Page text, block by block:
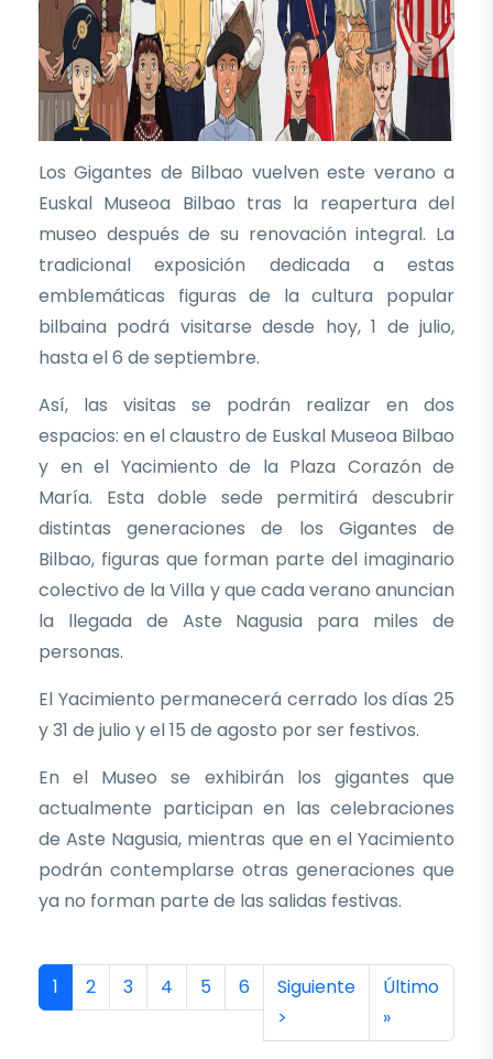
Los Gigantes de Bilbao vuelven este verano a
Euskal Museoa Bilbao tras la reapertura del
museo después de su renovación integral. La
tradicional exposición dedicada a estas
emblemáticas figuras de la cultura popular
bilbaina podrá visitarse desde hoy, 1 de julio,
hasta el 6 de septiembre.
Así, las visitas se podrán realizar en dos
espacios: en el claustro de Euskal Museoa Bilbao
y en el Yacimiento de la Plaza Corazón de
María. Esta doble sede permitirá descubrir
distintas generaciones de los Gigantes de
Bilbao, figuras que forman parte del imaginario
colectivo de la Villa y que cada verano anuncian
la llegada de Aste Nagusia para miles de
personas.
El Yacimiento permanecerá cerrado los días 25
y 31 de julio y el 15 de agosto por ser festivos.
En el Museo se exhibirán los gigantes que
actualmente participan en las celebraciones
de Aste Nagusia, mientras que en el Yacimiento
podrán contemplarse otras generaciones que
ya no forman parte de las salidas festivas.
Paginación
Página actual
1 Página
2 Página
3 Página
4 Página
5 Página
6 Siguiente página
Siguiente
>
Última
Último
»